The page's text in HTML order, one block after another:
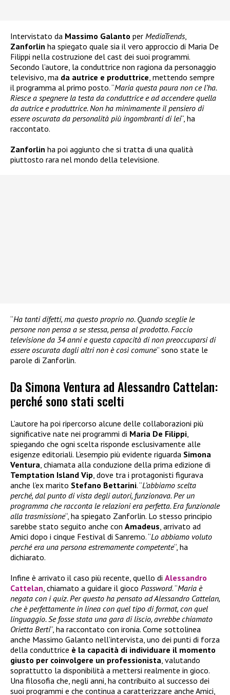
Intervistato da Massimo Galanto per MediaTrends,
Zanforlin ha spiegato quale sia il vero approccio di Maria De
Filippi nella costruzione del cast dei suoi programmi.
Secondo l’autore, la conduttrice non ragiona da personaggio
televisivo, ma da autrice e produttrice, mettendo sempre
il programma al primo posto. “Maria questa paura non ce l’ha.
Riesce a spegnere la testa da conduttrice e ad accendere quella
da autrice e produttrice. Non ha minimamente il pensiero di
essere oscurata da personalità più ingombranti di lei“, ha
raccontato.
Zanforlin ha poi aggiunto che si tratta di una qualità
piuttosto rara nel mondo della televisione.
“Ha tanti difetti, ma questo proprio no. Quando sceglie le
persone non pensa a se stessa, pensa al prodotto. Faccio
televisione da 34 anni e questa capacità di non preoccuparsi di
essere oscurata dagli altri non è così comune” sono state le
parole di Zanforlin.
Da Simona Ventura ad Alessandro Cattelan:
perché sono stati scelti
L’autore ha poi ripercorso alcune delle collaborazioni più
significative nate nei programmi di Maria De Filippi
spiegando che ogni scelta risponde esclusivamente alle
esigenze editoriali. L’esempio più evidente riguarda Simona
Ventura , chiamata alla conduzione della prima edizione di
Temptation Island Vip , dove tra i protagonisti figurava
anche l’ex marito Stefano Bettarini. “L’abbiamo scelta
perché, dal punto di vista degli autori, funzionava. Per un
programma che racconta le relazioni era perfetta. Era funzionale
alla trasmissione“, ha spiegato Zanforlin. Lo stesso principio
sarebbe stato seguito anche con Amadeus , arrivato ad
Amici dopo i cinque Festival di Sanremo. “Lo abbiamo voluto
perché era una persona estremamente competente“, ha
dichiarato.
Infine è arrivato il caso più recente, quello di Alessandro
Cattelan , chiamato a guidare il gioco Password. “Maria è
negata con i quiz. Per questo ha pensato ad Alessandro Cattelan,
che è perfettamente in linea con quel tipo di format, con quel
linguaggio. Se fosse stata una gara di liscio, avrebbe chiamato
Orietta Berti“, ha raccontato con ironia. Come sottolinea
anche Massimo Galanto nell’intervista, uno dei punti di forza
della conduttrice è la capacità di individuare il momento
giusto per coinvolgere un professionista , valutando
soprattutto la disponibilità a mettersi realmente in gioco.
Una filosofia che, negli anni, ha contribuito al successo dei
suoi programmi e che continua a caratterizzare anche Amici,